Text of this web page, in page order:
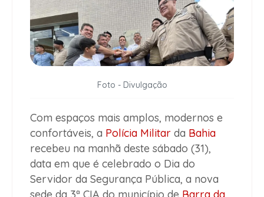
Foto - Divulgação
Com espaços mais amplos, modernos e
confortáveis, a Polícia Militar da Bahia
recebeu na manhã deste sábado (31),
data em que é celebrado o Dia do
Servidor da Segurança Pública, a nova
sede da 3ª CIA do município de Barra da